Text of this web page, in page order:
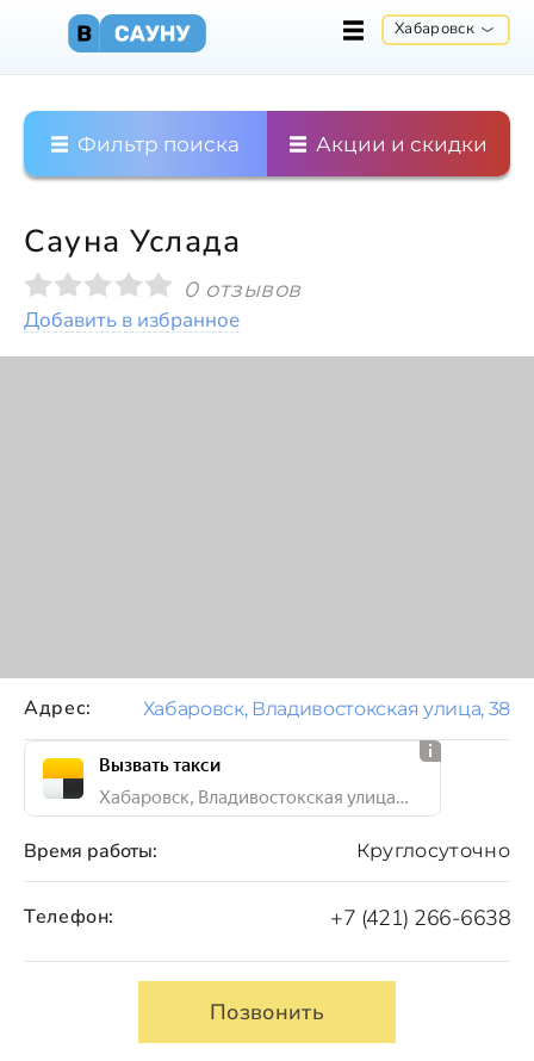
Хабаровск
Фильтр поиска Акции и скидки
Сауна Услада
0 отзывов
Добавить в избранное
Время работы: Круглосуточно
Телефон: +7 (421) 266-6638
Позвонить
Адрес: Хабаровск, Владивостокская улица, 38
Вызвать такси
Хабаровск, Владивостокская улица, 38